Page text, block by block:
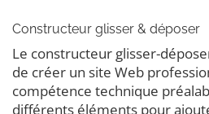
Constructeur glisser & déposer
Le constructeur glisser-
de créer un site Web
compétence technique
différents éléments pour